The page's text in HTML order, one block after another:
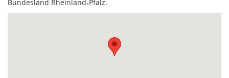
Bundesland Rheinland-Pfalz.